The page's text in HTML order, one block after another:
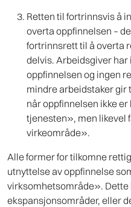
Retten til fortrinnsvis å
overta oppfinnelsen –
fortrinnsrett til å overta
delvis. Arbeidsgiver har
oppfinnelsen og ingen
mindre arbeidstaker gir
når oppfinnelsen ikke
tjenesten», men likevel
virkeområde».
Alle former for tilkomne
utnyttelse av oppfinnelse
virksomhetsområde». Dette
ekspansjonsområder, eller